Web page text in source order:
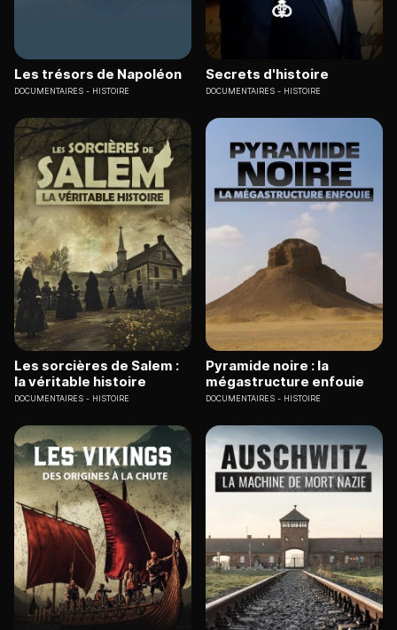
Les trésors de Napoléon
DOCUMENTAIRES HISTOIRE
Secrets d'histoire
DOCUMENTAIRES HISTOIRE
Les sorcières de Salem :
la véritable histoire
DOCUMENTAIRES HISTOIRE
Pyramide noire : la
mégastructure enfouie
DOCUMENTAIRES HISTOIRE